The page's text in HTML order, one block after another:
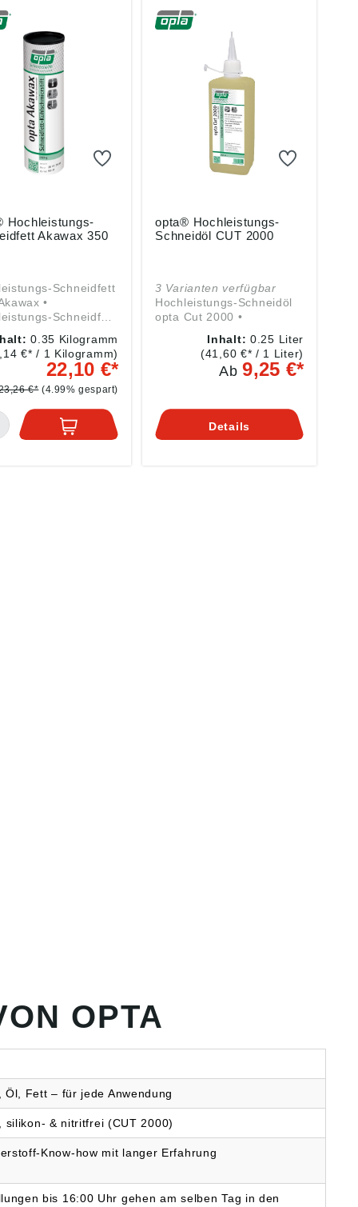
Hochleistungs-
Akawax 350
Schneidfett
•
Schneidfett
von
und Edelstahl •
wenn nicht
Ölen
beim
0.35 Kilogramm
€* / 1 Kilogramm)
22,10 €*
€* (4.99% gespart)
opta® Hochleistungs-
Schneidöl CUT 2000
3 Varianten verfügbar
Hochleistungs-Schneidöl
opta Cut 2000 •
auf Mineralölbasis •
Einsetzbar für die Umlauf-
und Sprühkühlung sowie
Bearbeitung von Stahl,
Edelstahl und Aluminium
Inhalt: 0.25 Liter
(41,60 €* / 1 Liter)
Ab9,25 €*
Details
OPTA
Öl, Fett – für jede Anwendung
silikon- & nitritfrei (CUT 2000)
Know-how mit langer Erfahrung
bis 16:00 Uhr gehen am selben Tag in den